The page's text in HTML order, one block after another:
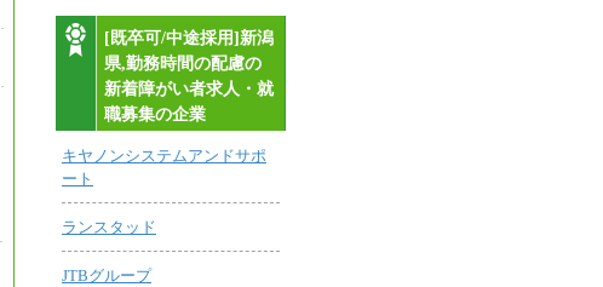
[既卒可/中途採用]新潟
県,勤務時間の配慮の
新着障がい者求人・就
職募集の企業
キヤノンシステムアンドサポ
ート
ランスタッド
JTBグループ